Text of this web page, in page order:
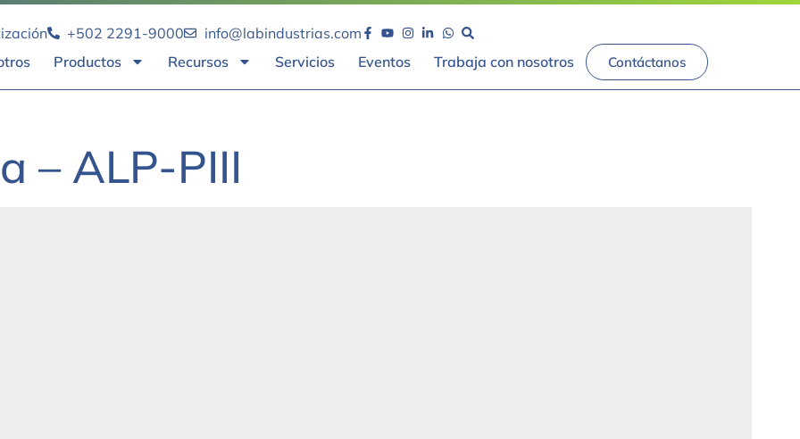
+502 2291-9000
info@labindustrias.com
Productos Recursos Servicios Eventos Trabaja con nosotros Contáctanos
– ALP-PIII